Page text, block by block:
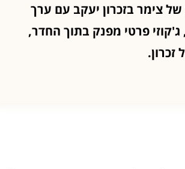
של צימר בזכרון יעקב עם ערך
פרטי מפנק בתוך החדר,